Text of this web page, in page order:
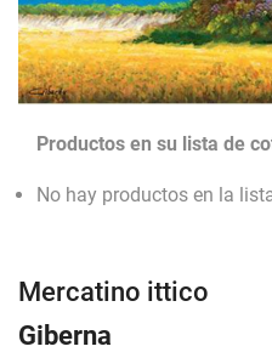
Productos en su lista de
No hay productos en la
Mercatino ittico
Giberna